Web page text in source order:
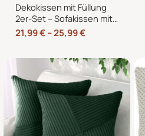
Dekokissen mit Füllung
2er-Set – Sofakissen mit
dekorativer Biese,
formstabil, in 40×40,
21,99€–25,99€